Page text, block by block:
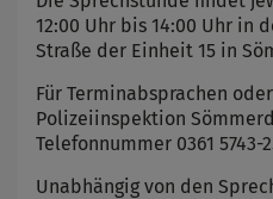
12:00 Uhr bis 14:00 Uhr in
Straße der Einheit 15 in
Für Terminabsprachen
Polizeiinspektion
Telefonnummer 0361 5743-
Unabhängig von den